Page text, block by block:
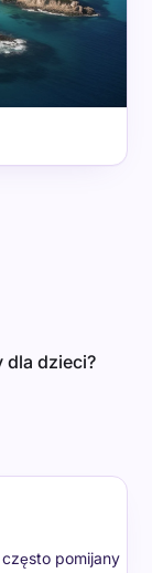
dla dzieci?
pomijany